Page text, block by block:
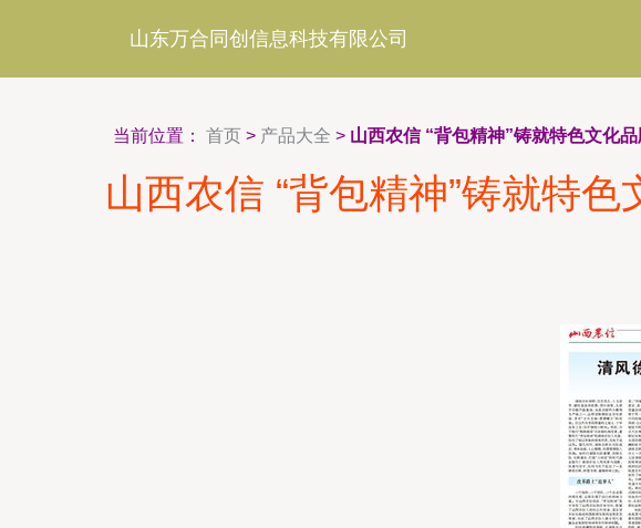
山东万合同创信息科技有限公司
当前位置： 首页 > 产品大全 > 山西农信 “背包精神”铸就特色文化
山西农信 “背包精神”铸就特